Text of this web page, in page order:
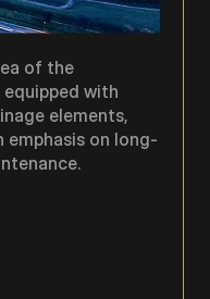
of the
with
elements,
emphasis on long-